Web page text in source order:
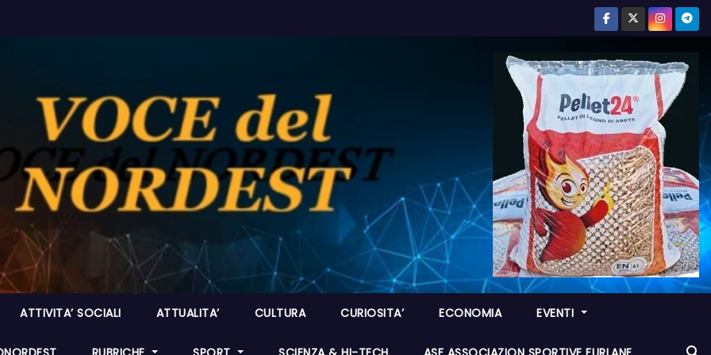
ATTIVITA’ SOCIALI ATTUALITA’ CULTURA CURIOSITA’ ECONOMIA EVENTI